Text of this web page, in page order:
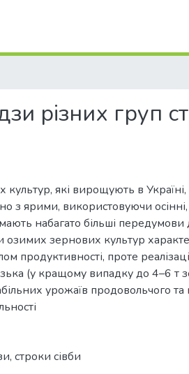
різних груп
які вирощують в
з ярими, використовуючи осінні,
набагато більші
озимих зернових культур
продуктивності, проте
(у кращому випадку до 4–6 т
урожаїв продовольчого
, строки сівби